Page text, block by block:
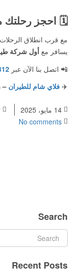
🗓️ احجز رحلتك
مع قرب انطلاق
يسافر مع أول شركة
📲 اتصل بنا الآن عبر
✈️ فلاي شام للطيران –
No comments
Search
Recent Posts